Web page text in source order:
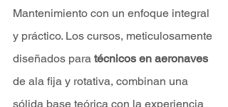
Mantenimiento con un enfoque integral
y práctico. Los cursos, meticulosamente
diseñados para técnicos en aeronaves
de ala fija y rotativa, combinan una
sólida base teórica con la experiencia